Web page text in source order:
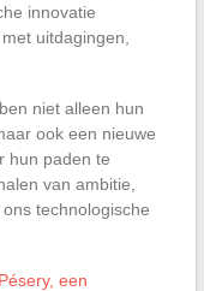
innovatie
uitdagingen,
niet alleen hun
ook een nieuwe
hun paden te
van ambitie,
technologische
een